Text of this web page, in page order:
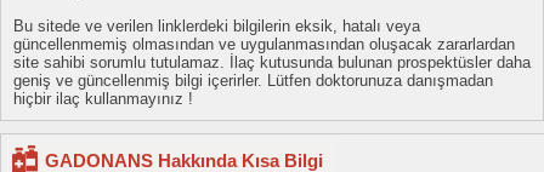
Bu sitede ve verilen linklerdeki bilgilerin eksik, hatalı veya
güncellenmemiş olmasından ve uygulanmasından oluşacak zararlardan
site sahibi sorumlu tutulamaz. İlaç kutusunda bulunan prospektüsler daha
geniş ve güncellenmiş bilgi içerirler. Lütfen doktorunuza danışmadan
hiçbir ilaç kullanmayınız !
GADONANS Hakkında Kısa Bilgi